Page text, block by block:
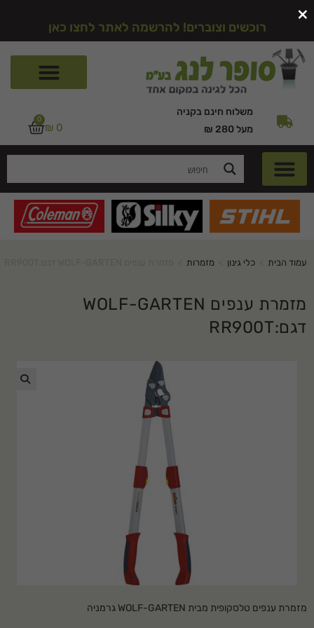
רוכשים וצוברים! להרשמה לאתר לחצו כאן
משלוח חינם בקניה
מעל 280 ₪
₪ 0
0
עמוד הבית כלי גינון מזמרות
מזמרת ענפים WOLF-GARTEN
דגם:RR900T
מזמרת ענפים טלסקופית מבית גרמניה
×